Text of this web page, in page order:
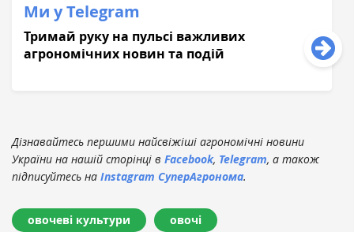
Ми у Telegram
Тримай руку на пульсі важливих
агрономічних новин та подій
Дізнавайтесь першими найсвіжіші агрономічні новини
України на нашій сторінці в Facebook, Telegram, а також
підписуйтесь на Instagram СуперАгронома.
овочеві культури овочі